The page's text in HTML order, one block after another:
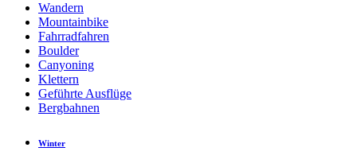
Wandern
Mountainbike
Fahrradfahren
Boulder
Canyoning
Klettern
Geführte Ausflüge
Bergbahnen
Winter